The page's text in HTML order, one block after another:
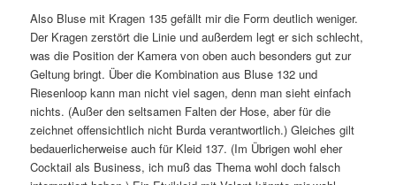
Also Bluse mit Kragen 135 gefällt mir die Form deutlich weniger.
Der Kragen zerstört die Linie und außerdem legt er sich schlecht,
was die Position der Kamera von oben auch besonders gut zur
Geltung bringt. Über die Kombination aus Bluse 132 und
Riesenloop kann man nicht viel sagen, denn man sieht einfach
nichts. (Außer den seltsamen Falten der Hose, aber für die
zeichnet offensichtlich nicht Burda verantwortlich.) Gleiches gilt
bedauerlicherweise auch für Kleid 137. (Im Übrigen wohl eher
Cocktail als Business, ich muß das Thema wohl doch falsch